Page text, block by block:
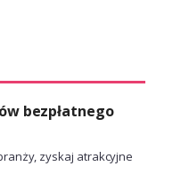
bezpłatnego
zyskaj atrakcyjne